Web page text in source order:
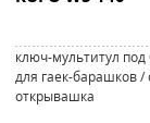
ключ-мультитул
для гаек-барашков /
открывашка